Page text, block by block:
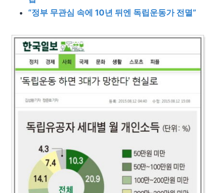
“정부 무관심 속에 10년 뒤엔 독립운동가 전멸”